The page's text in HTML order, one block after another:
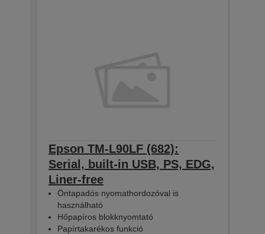
Epson TM-L90LF (682):
Serial, built-in USB, PS, EDG,
Liner-free
Öntapadós nyomathordozóval is
használható
Hőpapíros blokknyomtató
Papírtakarékos funkció